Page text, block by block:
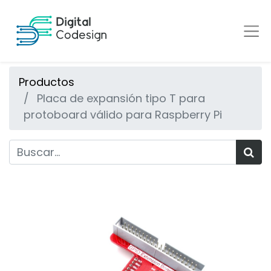
Productos
Placa de expansión tipo T para
protoboard válido para Raspberry Pi